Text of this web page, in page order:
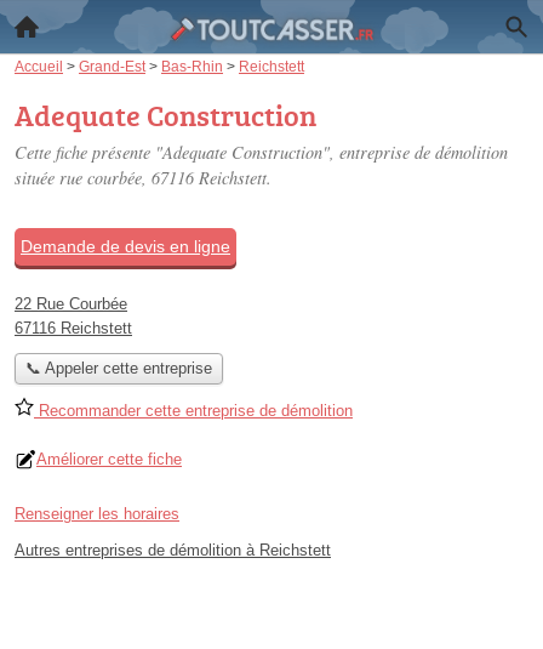
Accueil > Grand-Est > Bas-Rhin > Reichstett
Adequate Construction
Cette fiche présente "Adequate Construction", entreprise de démolition
située rue courbée, 67116 Reichstett.
Demande de devis en ligne
22 Rue Courbée
67116 Reichstett
📞 Appeler cette entreprise
Recommander cette entreprise de démolition
Améliorer cette fiche
Renseigner les horaires
Autres entreprises de démolition à Reichstett